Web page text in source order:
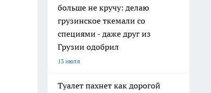
больше не кручу: делаю
грузинское ткемали со
специями - даже друг из
Грузии одобрил
13 июля
Туалет пахнет как дорогой